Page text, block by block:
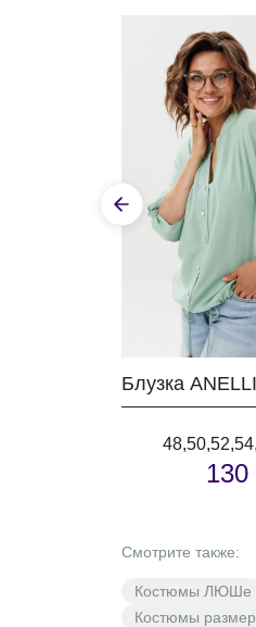
130
Смотрите также:
Костюмы ЛЮШе
Костюмы